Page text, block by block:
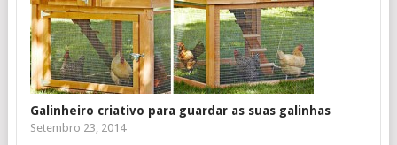
Galinheiro criativo para guardar as suas galinhas
Setembro 23, 2014